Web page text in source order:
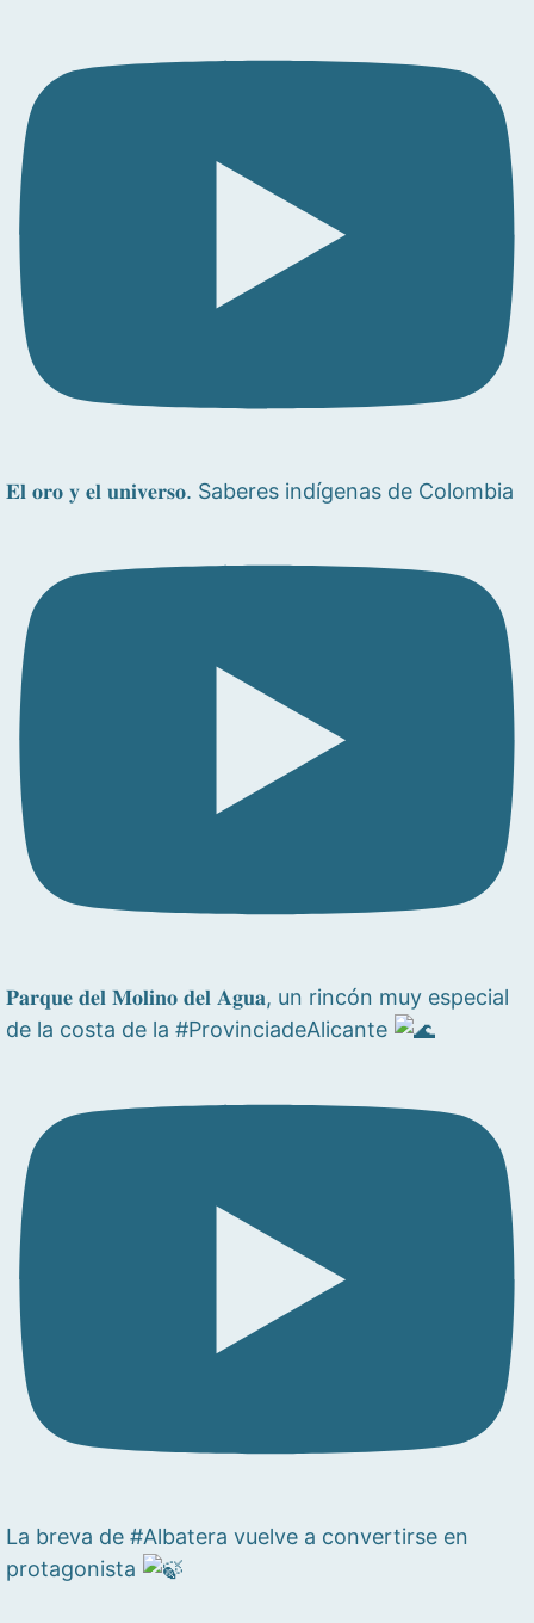
𝐄𝐥 𝐨𝐫𝐨 𝐲 𝐞𝐥 𝐮𝐧𝐢𝐯𝐞𝐫𝐬𝐨. Saberes indígenas de Colombia
𝐏𝐚𝐫𝐪𝐮𝐞 𝐝𝐞𝐥 𝐌𝐨𝐥𝐢𝐧𝐨 𝐝𝐞𝐥 𝐀𝐠𝐮𝐚, un rincón muy especial
de la costa de la #ProvinciadeAlicante
La breva de #Albatera vuelve a convertirse en
protagonista